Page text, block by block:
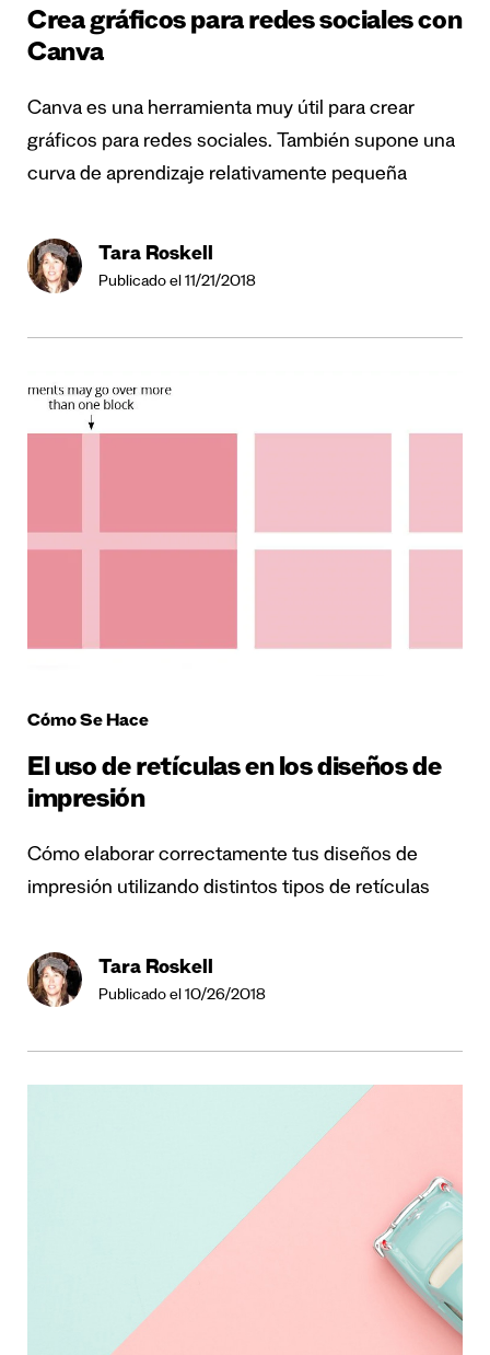
Crea gráficos para redes sociales con
Canva
Canva es una herramienta muy útil para crear
gráficos para redes sociales. También supone una
curva de aprendizaje relativamente pequeña
Tara Roskell
Publicado el 11/21/2018
Cómo Se Hace
El uso de retículas en los diseños de
impresión
Cómo elaborar correctamente tus diseños de
impresión utilizando distintos tipos de retículas
Tara Roskell
Publicado el 10/26/2018